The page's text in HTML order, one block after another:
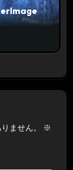
ません。
※